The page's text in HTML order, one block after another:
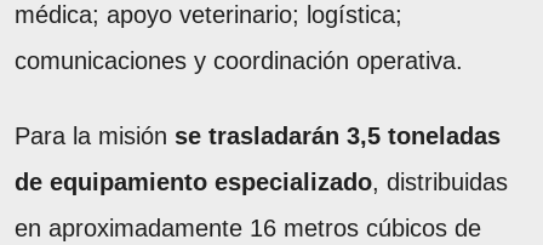
médica; apoyo veterinario; logística;
comunicaciones y coordinación operativa.
Para la misión se trasladarán 3,5 toneladas
de equipamiento especializado, distribuidas
en aproximadamente 16 metros cúbicos de